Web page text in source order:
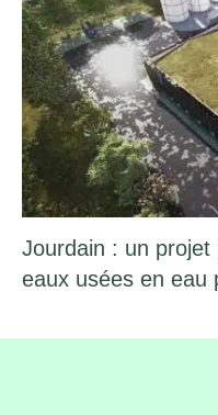
Jourdain : un
eaux usées en eau